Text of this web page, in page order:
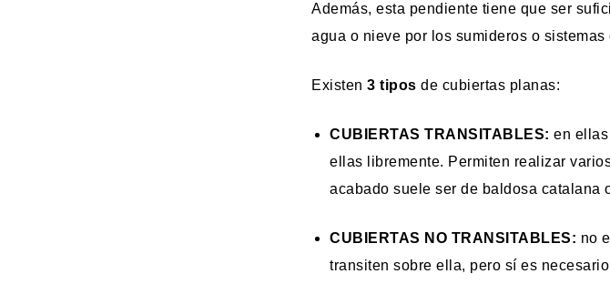
Además, esta pendiente tiene que ser
agua o nieve por los sumideros o
Existen 3 tipos de cubiertas planas:
CUBIERTAS TRANSITABLES: en
ellas libremente. Permiten realizar
acabado suele ser de baldosa catalana
CUBIERTAS NO TRANSITABLES: no
transiten sobre ella, pero sí es